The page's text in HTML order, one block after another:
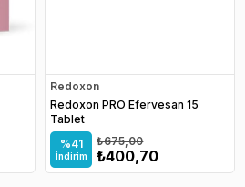
Redoxon
Redoxon PRO Efervesan 15
Tablet
%41
İndirim ₺400,70
₺675,00